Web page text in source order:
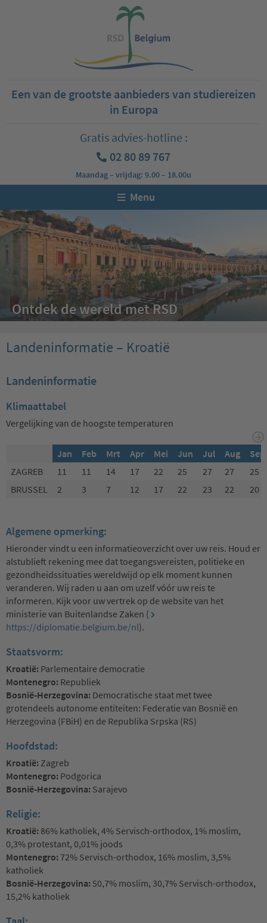
Een van de grootste aanbieders van studiereizen
in Europa
Gratis advies-hotline :
02 80 89 767
Maandag – vrijdag: 9.00 – 18.00u
Menu
Ontdek de wereld met RSD
Landeninformatie – Kroatië
Landeninformatie
Klimaattabel
Vergelijking van de hoogste temperaturen
Jan Feb Mrt Apr Mei Jun Jul Aug
Sep
ZAGREB
11 11 14 17 22 25 27 27
25
BRUSSEL
2 3 7 12 17 22 23 22 20
Algemene opmerking:
Hieronder vindt u een informatieoverzicht over uw reis. Houd er
alstublieft rekening mee dat toegangsvereisten, politieke en
gezondheidssituaties wereldwijd op elk moment kunnen
veranderen. Wij raden u aan om uzelf vóór uw reis te
informeren. Kijk voor uw vertrek op de website van het
ministerie van Buitenlandse Zaken (
https://diplomatie.belgium.be/nl).
Staatsvorm:
Kroatië: Parlementaire democratie
Montenegro: Republiek
Bosnië-Herzegovina: Democratische staat met twee
grotendeels autonome entiteiten: Federatie van Bosnië en
Herzegovina (FBiH) en de Republika Srpska (RS)
Hoofdstad:
Kroatië: Zagreb
Montenegro: Podgorica
Bosnië-Herzegovina: Sarajevo
Religie:
Kroatië: 86% katholiek, 4% Servisch-orthodox, 1% moslim,
0,3% protestant, 0,01% joods
Montenegro: 72% Servisch-orthodox, 16% moslim, 3,5%
katholiek
Bosnië-Herzegovina:50,7% moslim, 30,7% Servisch-orthodox,
15,2% katholiek